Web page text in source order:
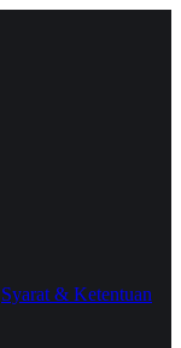
Syarat & Ketentuan